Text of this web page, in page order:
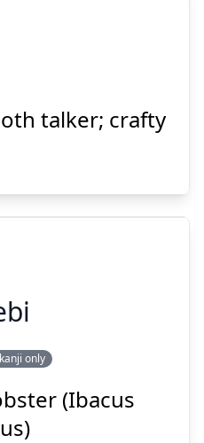
ねい
talker; crafty
歯
ば
わ only
(Ibacus